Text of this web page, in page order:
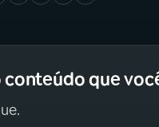
que